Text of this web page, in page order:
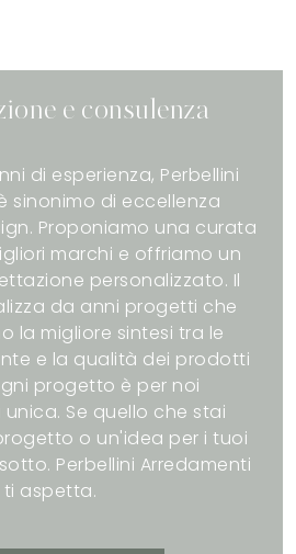
e consulenza
di esperienza, Perbellini
sinonimo di eccellenza
Proponiamo una curata
marchi e offriamo un
personalizzato. Il
da anni progetti che
la migliore sintesi tra le
e la qualità dei prodotti
progetto è per noi
Se quello che stai
o un'idea per i tuoi
Perbellini Arredamenti
ti aspetta.